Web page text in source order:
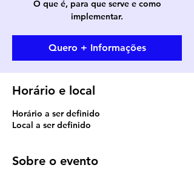
O que é, para que serve e como
implementar.
Quero + Informações
Horário e local
Horário a ser definido
Local a ser definido
Sobre o evento